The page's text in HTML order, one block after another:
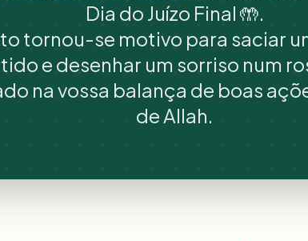
Dia do Juízo Final 🤲.
tornou-se motivo para saciar
e desenhar um sorriso num
na vossa balança de boas
de Allah.